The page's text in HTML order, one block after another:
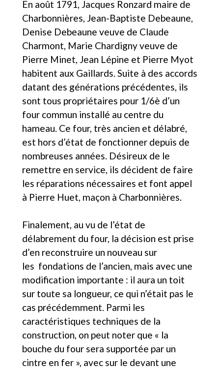
En août 1791, Jacques Ronzard maire de
Charbonnières, Jean-Baptiste Debeaune,
Denise Debeaune veuve de Claude
Charmont, Marie Chardigny veuve de
Pierre Minet, Jean Lépine et Pierre Myot
habitent aux Gaillards. Suite à des accords
datant des générations précédentes, ils
sont tous propriétaires pour 1/6è d’un
four commun installé au centre du
hameau. Ce four, très ancien et délabré,
est hors d’état de fonctionner depuis de
nombreuses années. Désireux de le
remettre en service, ils décident de faire
les réparations nécessaires et font appel
à Pierre Huet, maçon à Charbonnières.
Finalement, au vu de l’état de
délabrement du four, la décision est prise
d’en reconstruire un nouveau sur
les fondations de l’ancien, mais avec une
modification importante : il aura un toit
sur toute sa longueur, ce qui n’était pas le
cas précédemment. Parmi les
caractéristiques techniques de la
construction, on peut noter que « la
bouche du four sera supportée par un
cintre en fer », avec sur le devant une